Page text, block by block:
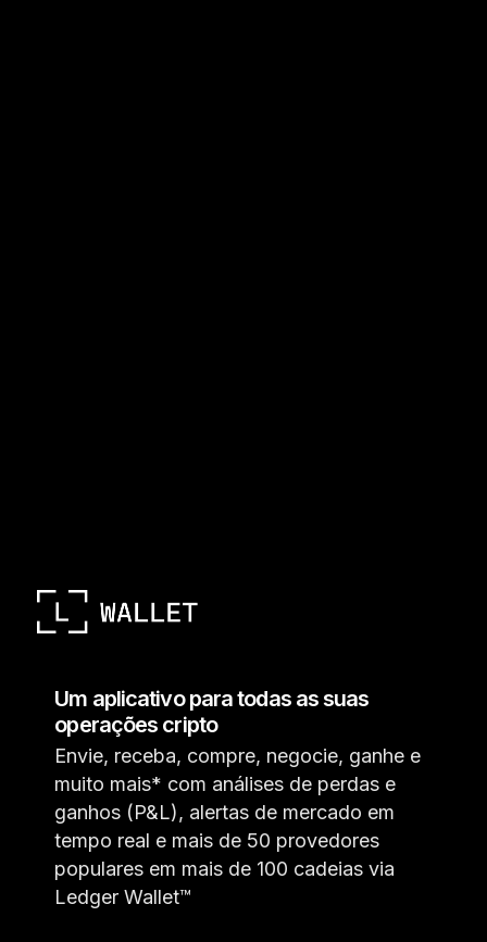
Um aplicativo para todas as suas
operações cripto
Envie, receba, compre, negocie, ganhe e
muito mais* com análises de perdas e
ganhos (P&L), alertas de mercado em
tempo real e mais de 50 provedores
populares em mais de 100 cadeias via
Ledger Wallet™